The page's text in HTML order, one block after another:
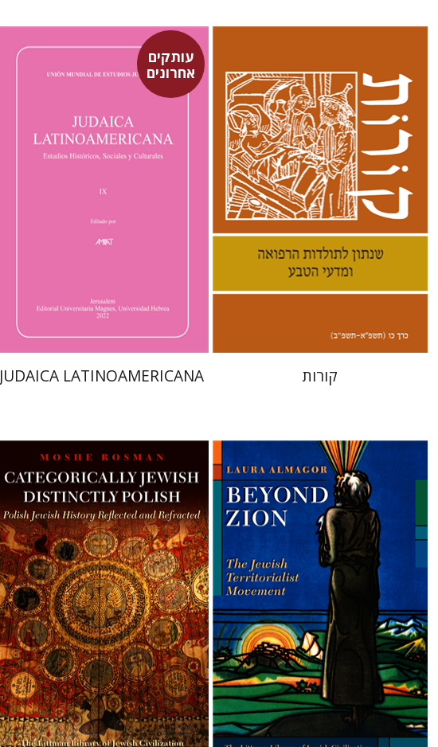
קנת קולינס
הנחת אתר ספר מודפס
$32
קורות
עותקים
אחרונים
סבסטיאן קלור
מרגלית בז'רנו
פולט קרשונוביץ שוסטר
פלורינדה פ.
$61
JUDAICA LATINOAMERICANA
Laura Almagor
הנחת אתר ספר מודפס
$47
$42
Moshe Rosman
הנחת אתר ספר מודפס
$70
$63